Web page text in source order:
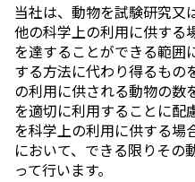
当社は、動物を試験研究又
他の科学上の利用に供する
を達することができる範囲
する方法に代わり得るもの
の利用に供される動物の数
を適切に利用することに配
を科学上の利用に供する場
において、できる限りその
って行います。